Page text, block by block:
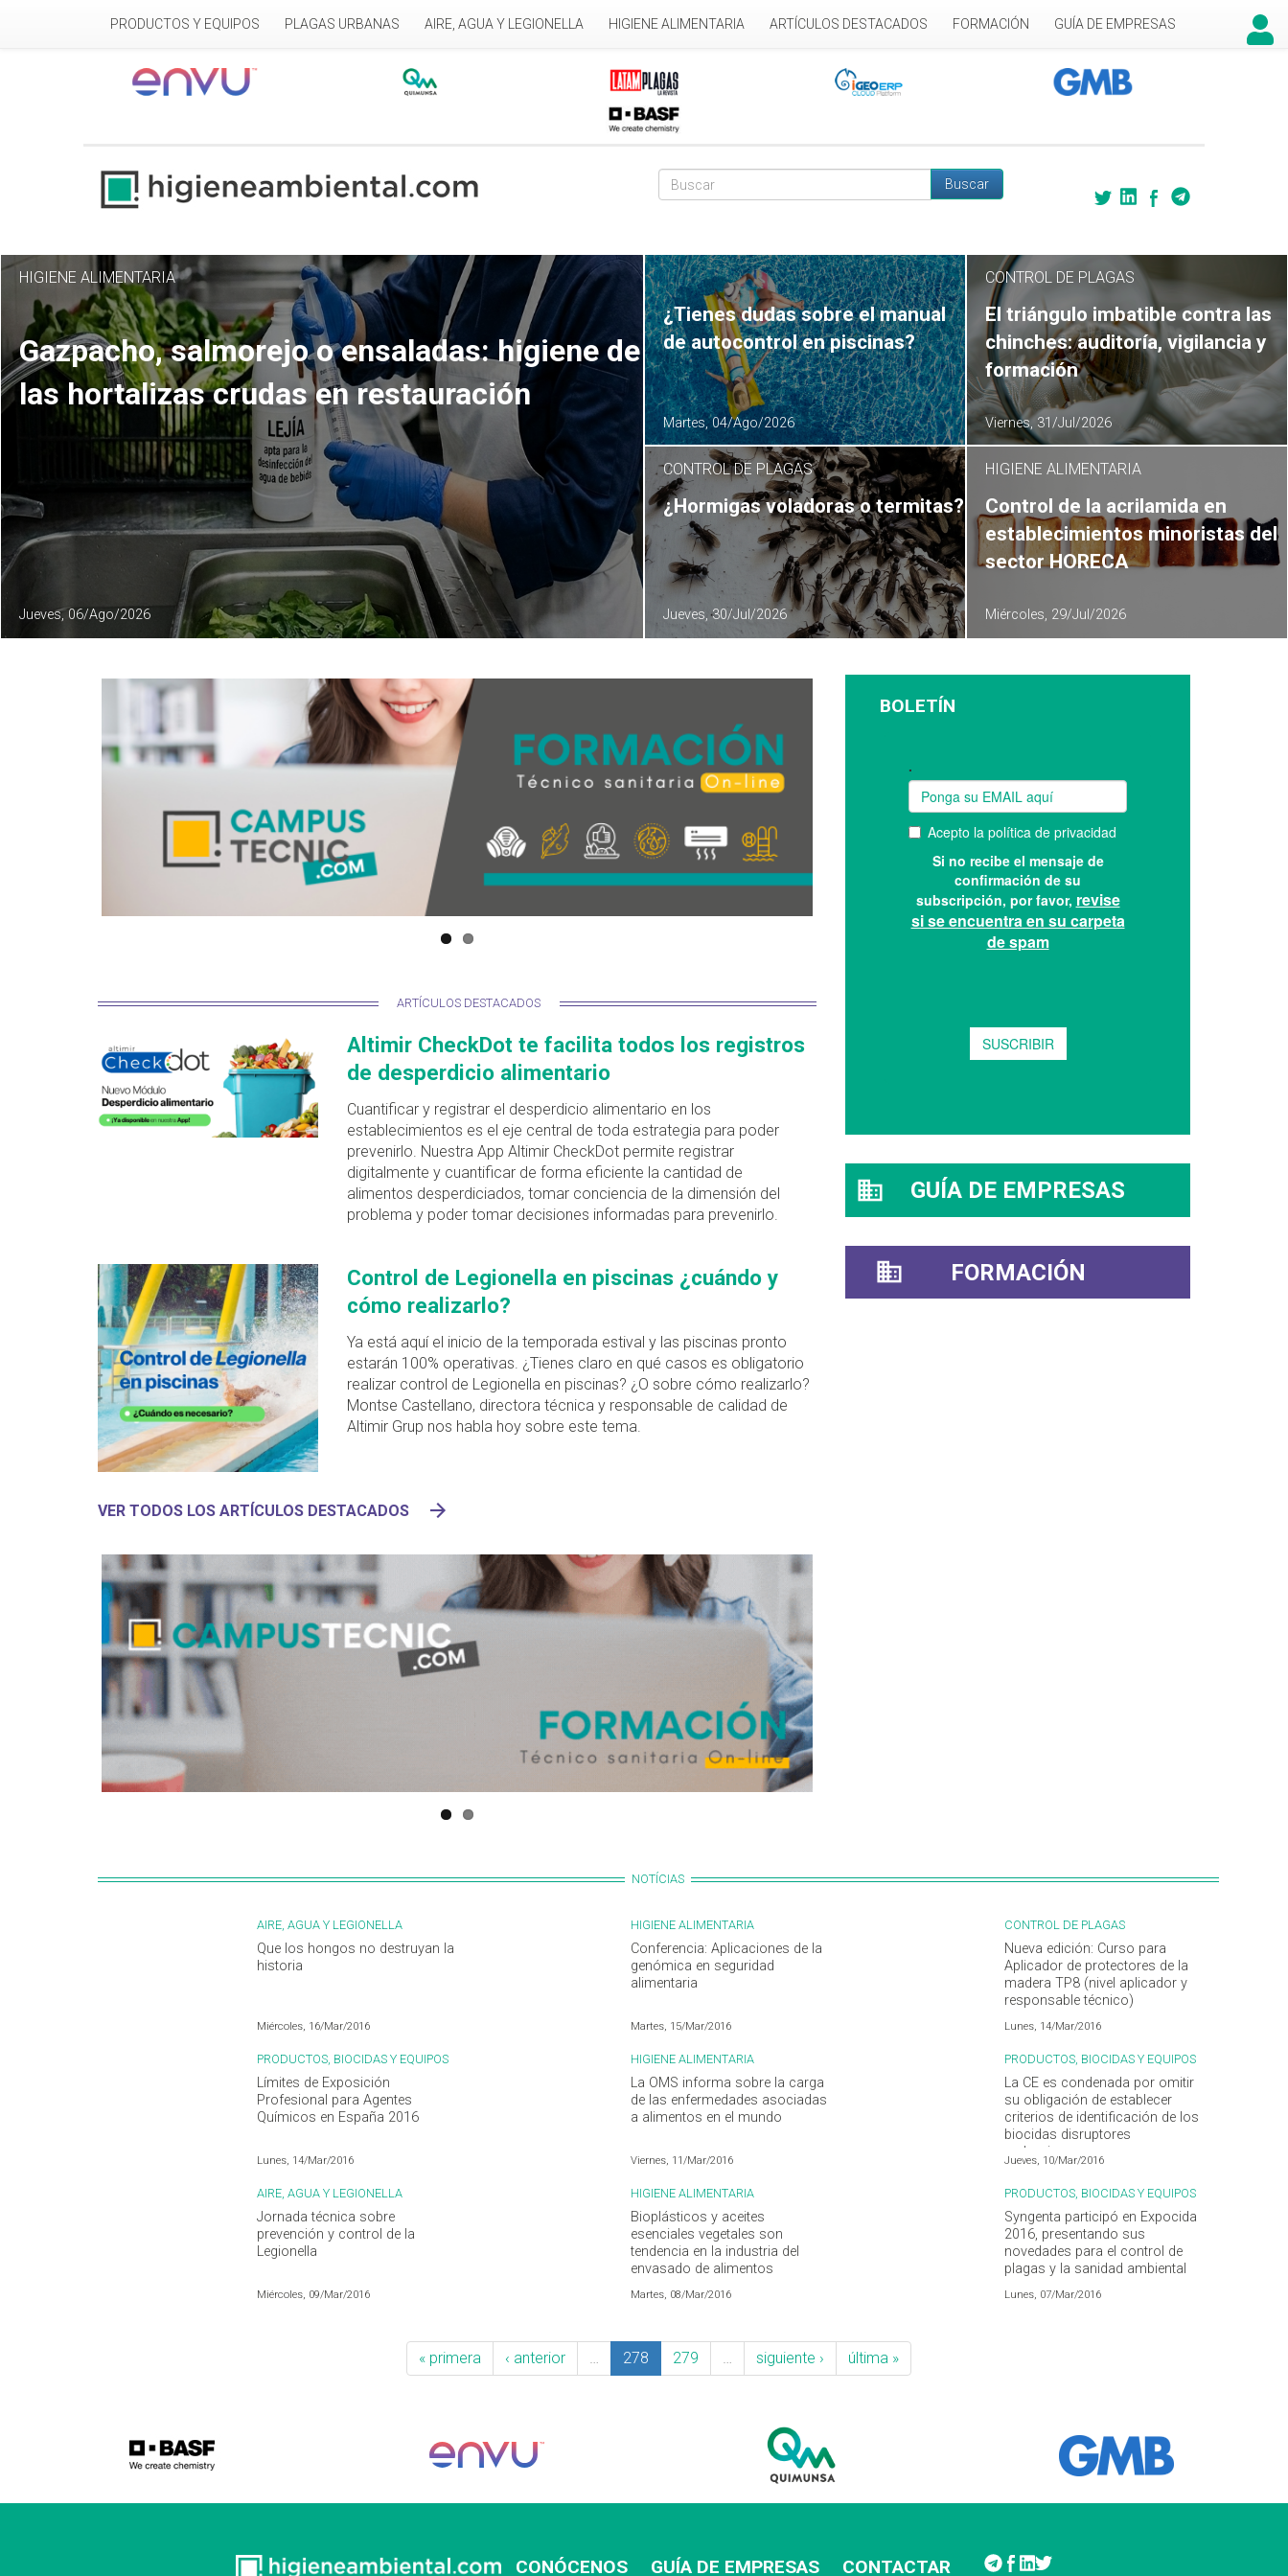
PRODUCTOS Y EQUIPOS PLAGAS URBANAS AIRE, AGUA Y LEGIONELLA HIGIENE ALIMENTARIA ARTÍCULOS DESTACADOS FORMACIÓN GUÍA DE EMPRESAS
Formulario de búsqueda
Buscar
HIGIENE ALIMENTARIA
Gazpacho, salmorejo o ensaladas: higiene de
las hortalizas crudas en restauración
Jueves, 06/Ago/2026
¿Tienes dudas sobre el manual
de autocontrol en piscinas?
Martes, 04/Ago/2026
CONTROL DE PLAGAS
El triángulo imbatible contra las
chinches: auditoría, vigilancia y
formación
Viernes, 31/Jul/2026
CONTROL DE PLAGAS
¿Hormigas voladoras o termitas?
Jueves, 30/Jul/2026
HIGIENE ALIMENTARIA
Control de la acrilamida en
establecimientos minoristas del
sector HORECA
Miércoles, 29/Jul/2026
ARTÍCULOS DESTACADOS
Altimir CheckDot te facilita todos los registros
de desperdicio alimentario
Cuantificar y registrar el desperdicio alimentario en los
establecimientos es el eje central de toda estrategia para poder
prevenirlo. Nuestra App Altimir CheckDot permite registrar
digitalmente y cuantificar de forma eficiente la cantidad de
alimentos desperdiciados, tomar conciencia de la dimensión del
problema y poder tomar decisiones informadas para prevenirlo.
Control de Legionella en piscinas ¿cuándo y
cómo realizarlo?
Ya está aquí el inicio de la temporada estival y las piscinas pronto
estarán 100% operativas. ¿Tienes claro en qué casos es obligatorio
realizar control de Legionella en piscinas? ¿O sobre cómo realizarlo?
Montse Castellano, directora técnica y responsable de calidad de
Altimir Grup nos habla hoy sobre este tema.
VER TODOS LOS ARTÍCULOS DESTACADOS
NOTÍCIAS
AIRE, AGUA Y LEGIONELLA
Que los hongos no destruyan la
historia
Miércoles, 16/Mar/2016
HIGIENE ALIMENTARIA
Conferencia: Aplicaciones de la
genómica en seguridad
alimentaria
Martes, 15/Mar/2016
CONTROL DE PLAGAS
Nueva edición: Curso para
Aplicador de protectores de la
madera TP8 (nivel aplicador y
responsable técnico)
Lunes, 14/Mar/2016
PRODUCTOS, BIOCIDAS Y EQUIPOS
Límites de Exposición
Profesional para Agentes
Químicos en España 2016
Lunes, 14/Mar/2016
HIGIENE ALIMENTARIA
La OMS informa sobre la carga
de las enfermedades asociadas
a alimentos en el mundo
Viernes, 11/Mar/2016
PRODUCTOS, BIOCIDAS Y EQUIPOS
La CE es condenada por omitir
su obligación de establecer
criterios de identificación de los
biocidas disruptores
endocrinos
Jueves, 10/Mar/2016
AIRE, AGUA Y LEGIONELLA
Jornada técnica sobre
prevención y control de la
Legionella
Miércoles, 09/Mar/2016
HIGIENE ALIMENTARIA
Bioplásticos y aceites
esenciales vegetales son
tendencia en la industria del
envasado de alimentos
Martes, 08/Mar/2016
PRODUCTOS, BIOCIDAS Y EQUIPOS
Syngenta participó en Expocida
2016, presentando sus
novedades para el control de
plagas y la sanidad ambiental
Lunes, 07/Mar/2016
« primera ‹ anterior 278 279 siguiente › última »
BOLETÍN
GUÍA DE EMPRESAS
FORMACIÓN
CONÓCENOS GUÍA DE EMPRESAS CONTACTAR